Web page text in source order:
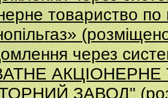
товариство по
через
АКЦIОНЕРНЕ
ЗАВОД"